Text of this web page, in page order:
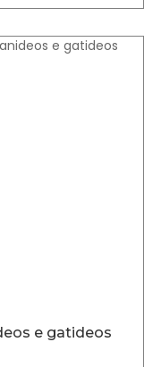
e gatideos